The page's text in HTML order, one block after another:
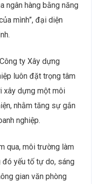
ngân hàng bằng năng
mình”, đại diện
ty Xây dựng
luôn đặt trọng tâm
xây dựng một môi
nhằm tăng sự gắn
nghiệp.
qua, môi trường làm
yếu tố tự do, sáng
gian văn phòng